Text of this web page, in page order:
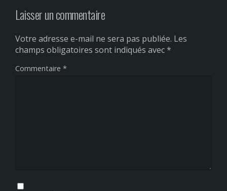
Laisser un commentaire
Votre adresse e-mail ne sera pas publiée. Les
champs obligatoires sont indiqués avec*
Commentaire *